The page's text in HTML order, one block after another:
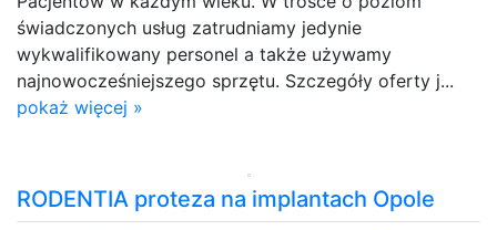
świadczonych usług zatrudniamy jedynie
wykwalifikowany personel a także używamy
najnowocześniejszego sprzętu. Szczegóły oferty j...
pokaż więcej »
RODENTIA proteza na implantach Opole